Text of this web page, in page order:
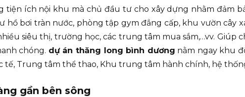
tiện ích nội khu mà chủ đầu tư cho xây dựng nhằm đảm
bơi tràn nước, phòng tập gym đẳng cấp, khu vườn cây
siêu thị, trường học, các trung tâm mua sắm,…vv. Giúp
chóng. dự án thăng long bình dương nằm ngay khu
tế, Trung tâm thể thao, Khu trung tâm hành chính, hệ
gần bên sông